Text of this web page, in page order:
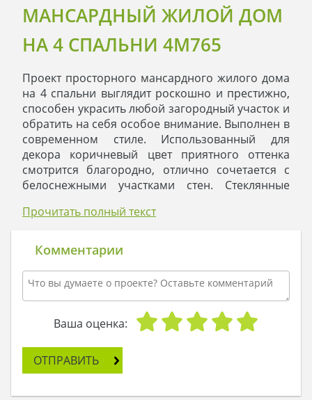
МАНСАРДНЫЙ ЖИЛОЙ ДОМ
НА 4 СПАЛЬНИ 4M765
Проект просторного мансардного жилого дома
на 4 спальни выглядит роскошно и престижно,
способен украсить любой загородный участок и
обратить на себя особое внимание. Выполнен в
современном стиле. Использованный для
декора коричневый цвет приятного оттенка
смотрится благородно, отлично сочетается с
белоснежными участками стен. Стеклянные
Вертикальные темные полосы придают высоты
Особенность жилого дома в наличие террас и
веранд большой площади, которые позволяют
хозяевам и их гостям много времени проводить
на свежем воздухе, здесь отдыхать, устраивать
вечеринки и празднества. Встроенный гараж
дает возможность легко и быстро пройти из
и вихри снега. Небольшие, примыкающие к
гаражу комнаты, можно использовать для
Прочитать полный текст
Комментарии
Ваша оценка:
ОТПРАВИТЬ